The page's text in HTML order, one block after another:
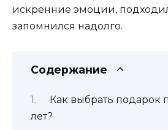
искренние эмоции,
запомнился надолго.
Содержание
Как выбрать подарок
лет?